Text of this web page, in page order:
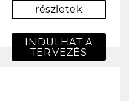
részletek
INDULHAT A
TERVEZÉS